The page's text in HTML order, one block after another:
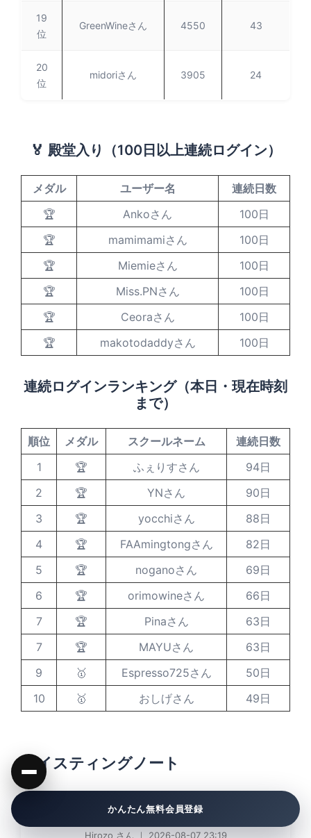
19
位
GreenWineさん 4550 43
20
位
midoriさん 3905 24
🏅 殿堂入り（100日以上連続ログイン）
メダル ユーザー名
連続日数
🏆
Ankoさん
100日
🏆
mamimamiさん
100日
🏆
Miemieさん
100日
🏆
Miss.PNさん
100日
🏆
Ceoraさん
100日
🏆
makotodaddyさん 100日
連続ログインランキング（本日・現在時刻
まで）
順位 メダル スクールネーム
連続日数
1
🏆 ふぇりすさん
94日
2
🏆 YNさん
90日
3
🏆 yocchiさん
88日
4
🏆 FAAmingtongさん
82日
5
🏆 noganoさん
69日
6
🏆 orimowineさん
66日
7
🏆 Pinaさん
63日
7
🏆 MAYUさん
63日
9
🥇 Espresso725さん
50日
10
🥇 おしげさん 49日
テイスティングノート
小公子 S（色：赤）
Hirozo さん ｜ 2026-08-07 23:19
かんたん無料会員登録